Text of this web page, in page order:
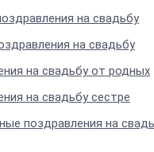
на свадьбу
на свадьбу
на свадьбу от родных
на свадьбу сестре
поздравления на